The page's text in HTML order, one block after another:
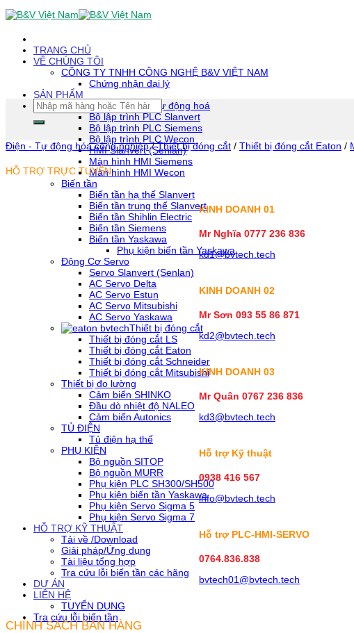
Skip
To
(tạm
dịch)
TRANG CHỦ
VỀ CHÚNG TÔI
CÔNG TY TNHH CÔNG NGHỆ B&V VIỆT NAM
Chứng nhận đại lý
SẢN PHẨM
Thiết bị tự động hoá
Bộ lập trình PLC Slanvert
Bộ lập trình PLC Siemens
Bộ lập trình PLC Wecon
HMI Slanvert (Senlan)
Màn hình HMI Siemens
Màn hình HMI Wecon
Biến tần
Biến tần hạ thế Slanvert
Biến tần trung thế Slanvert
Biến tần Shihlin Electric
Biến tần Siemens
Biến tần Yaskawa
Phụ kiện biến tần Yaskawa
Động Cơ Servo
Servo Slanvert (Senlan)
AC Servo Delta
AC Servo Estun
AC Servo Mitsubishi
AC Servo Yaskawa
Thiết bị đóng cắt
Thiết bị đóng cắt LS
Thiết bị đóng cắt Eaton
Thiết bị đóng cắt Schneider
Thiết bị đóng cắt Mitsubishi
Thiết bị đo lường
Cảm biến SHINKO
Đầu dò nhiệt độ NALEO
Cảm biến Autonics
TỦ ĐIỆN
Tủ điện hạ thế
PHỤ KIỆN
Bộ nguồn SITOP
Bộ nguồn MURR
Phụ kiện PLC SH300/SH500
Phụ kiện biến tần Yaskawa
Phụ kiện Servo Sigma 5
Phụ kiện Servo Sigma 7
HỖ TRỢ KỸ THUẬT
Tải về /Download
Giải pháp/Ứng dụng
Tài liệu tổng hợp
Tra cứu lỗi biến tần các hãng
DỰ ÁN
LIÊN HỆ
TUYỂN DỤNG
Tra cứu lỗi biến tần
Tìm
kiếm:
Điện - Tự động hóa công nghiệp / Thiết bị đóng cắt / Thiết bị đóng cắt Eaton /
HỖ TRỢ TRỰC TUYẾN
KINH DOANH 01
Mr Nghĩa 0777 236 836
kd1@bvtech.tech
KINH DOANH 02
Mr Sơn 093 55 86 871
kd2@bvtech.tech
KINH DOANH 03
Mr Quân 0767 236 836
kd3@bvtech.tech
Hỗ trợ Kỹ thuật
0938 416 567
info@bvtech.tech
Hỗ trợ PLC-HMI-SERVO
0764.836.838
bvtech01@bvtech.tech
CHÍNH SÁCH BÁN HÀNG